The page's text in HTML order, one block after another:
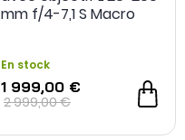
mm f/4-7,1 S Macro
En stock
1 999,00 €
2 999,00 €